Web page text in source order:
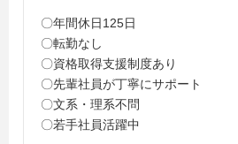
〇年間休日125日
〇転勤なし
〇資格取得支援制度あり
〇先輩社員が丁寧にサポート
〇文系・理系不問
〇若手社員活躍中